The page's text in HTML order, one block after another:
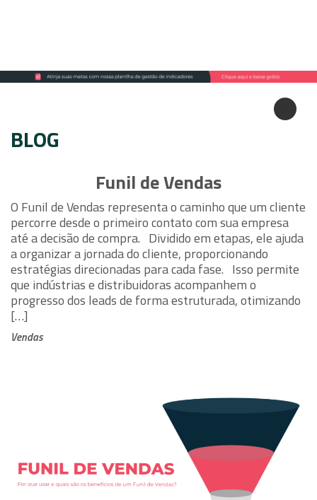
BLOG
Funil de Vendas
O Funil de Vendas representa o caminho que um cliente
percorre desde o primeiro contato com sua empresa
até a decisão de compra. Dividido em etapas, ele ajuda
a organizar a jornada do cliente, proporcionando
estratégias direcionadas para cada fase. Isso permite
que indústrias e distribuidoras acompanhem o
progresso dos leads de forma estruturada, otimizando
[…]
Vendas